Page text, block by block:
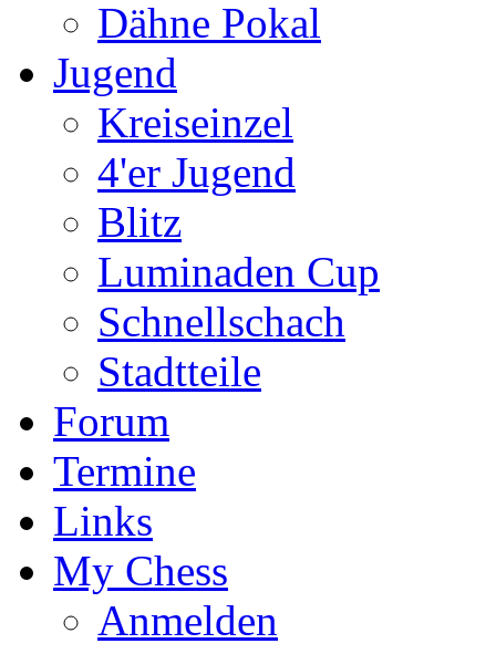
Dähne Pokal
Jugend
Kreiseinzel
4'er Jugend
Blitz
Luminaden Cup
Schnellschach
Stadtteile
Forum
Termine
Links
My Chess
Anmelden